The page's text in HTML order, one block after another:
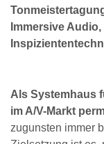
Immersive
Als Systemhaus
im A/V-Markt
zugunsten immer